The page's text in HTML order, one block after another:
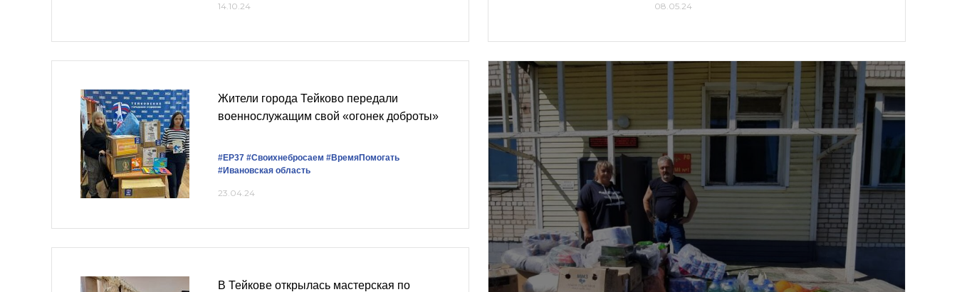
14.10.24 08.05.24
Жители города Тейково передали
военнослужащим свой «огонек доброты»
#ЕР37 #Своихнебросаем #ВремяПомогать
#Ивановская область
23.04.24
В Тейкове открылась мастерская по